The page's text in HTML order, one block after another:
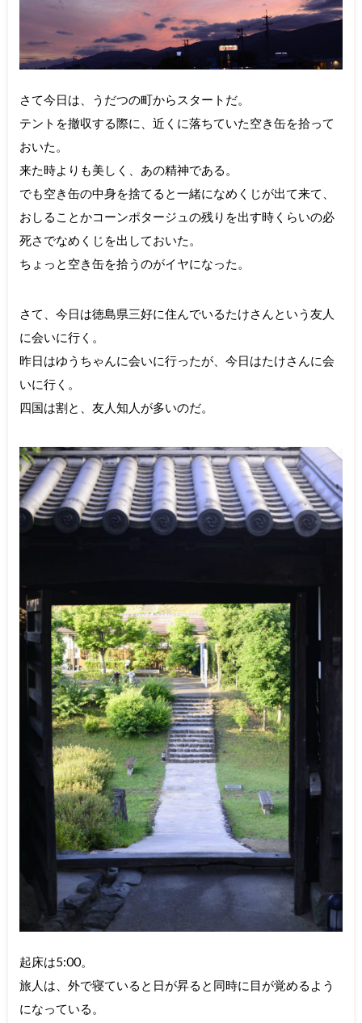
さて今日は、うだつの町からスタートだ。
テントを撤収する際に、近くに落ちていた空き缶を拾って
おいた。
来た時よりも美しく、あの精神である。
でも空き缶の中身を捨てると一緒になめくじが出て来て、
おしることかコーンポタージュの残りを出す時くらいの必
死さでなめくじを出しておいた。
ちょっと空き缶を拾うのがイヤになった。
さて、今日は徳島県三好に住んでいるたけさんという友人
に会いに行く。
昨日はゆうちゃんに会いに行ったが、今日はたけさんに会
いに行く。
四国は割と、友人知人が多いのだ。
起床は5:00。
旅人は、外で寝ていると日が昇ると同時に目が覚めるよう
になっている。